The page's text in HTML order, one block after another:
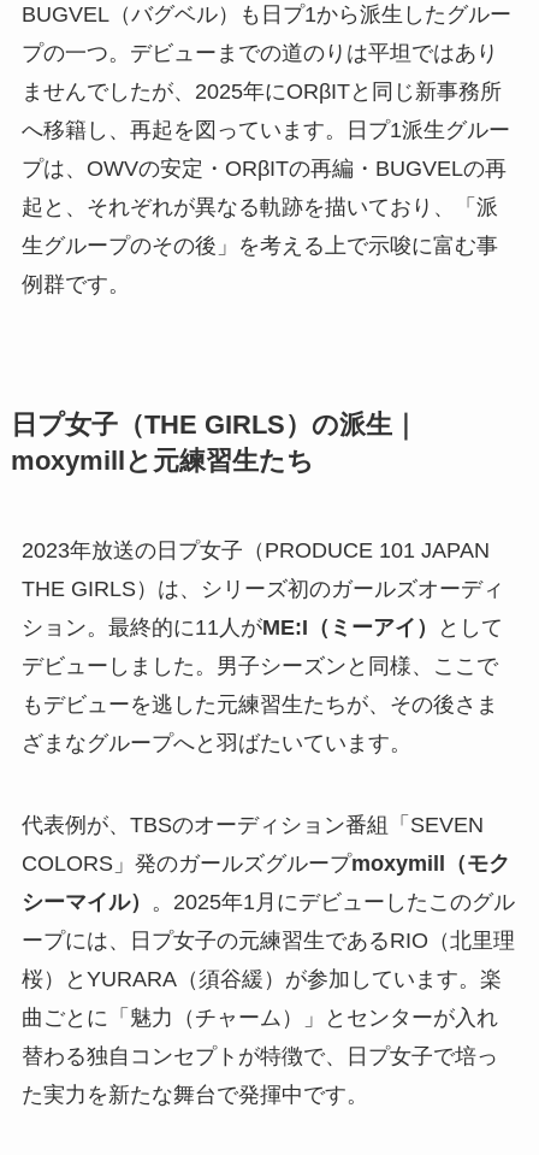
BUGVEL（バグベル）も日プ1から派生したグルー
プの一つ。デビューまでの道のりは平坦ではあり
ませんでしたが、2025年にORβITと同じ新事務所
へ移籍し、再起を図っています。日プ1派生グルー
プは、OWVの安定・ORβITの再編・BUGVELの再
起と、それぞれが異なる軌跡を描いており、「派
生グループのその後」を考える上で示唆に富む事
例群です。
日プ女子（THE GIRLS）の派生｜
moxymillと元練習生たち
2023年放送の日プ女子（PRODUCE 101 JAPAN
THE GIRLS）は、シリーズ初のガールズオーディ
ション。最終的に11人がME:I（ミーアイ）
として
デビューしました。男子シーズンと同様、ここで
もデビューを逃した元練習生たちが、その後さま
ざまなグループへと羽ばたいています。
代表例が、TBSのオーディション番組「SEVEN
COLORS」発のガールズグループmoxymill（モク
シーマイル）
。2025年1月にデビューしたこのグル
ープには、日プ女子の元練習生であるRIO（北里理
桜）とYURARA（須谷緩）が参加しています。楽
曲ごとに「魅力（チャーム）」とセンターが入れ
替わる独自コンセプトが特徴で、日プ女子で培っ
た実力を新たな舞台で発揮中です。